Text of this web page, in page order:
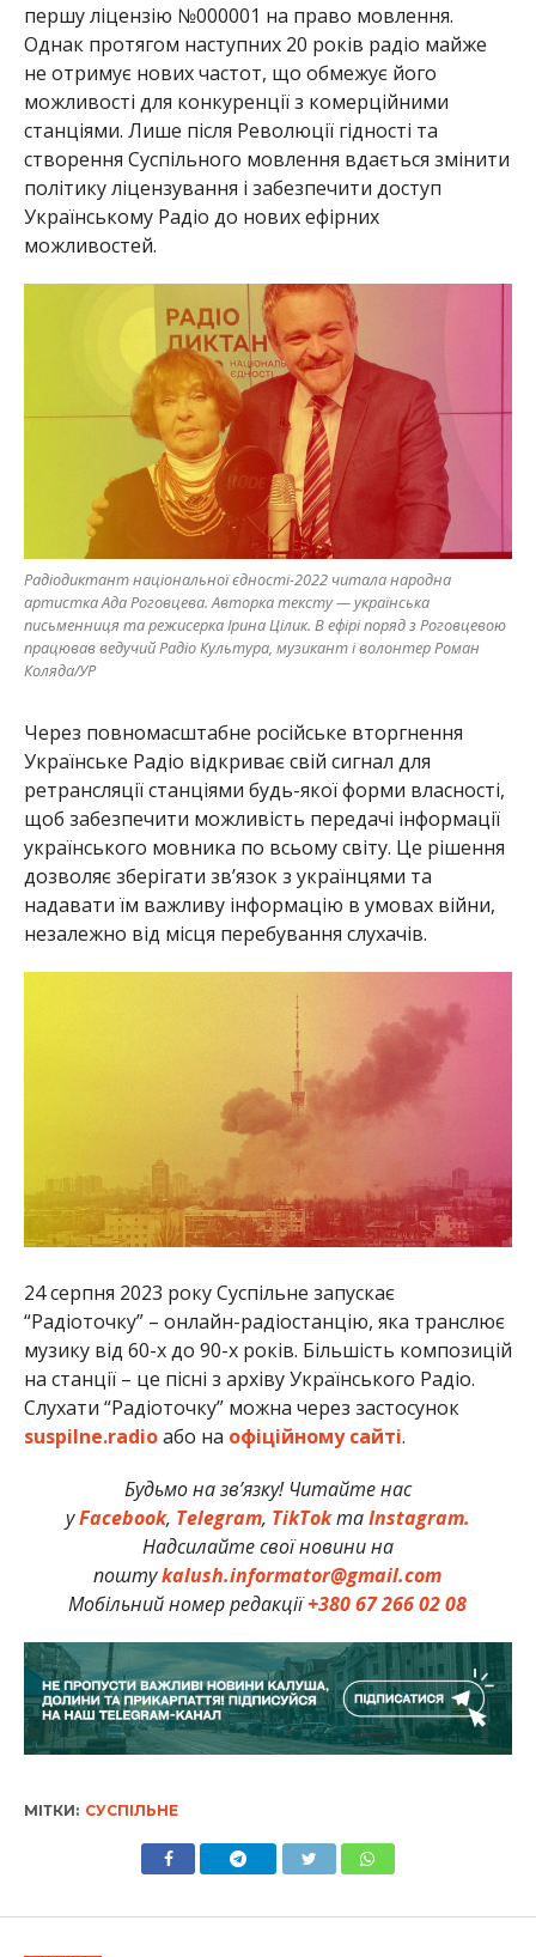
першу ліцензію №000001 на право мовлення.
Однак протягом наступних 20 років радіо майже
не отримує нових частот, що обмежує його
можливості для конкуренції з комерційними
станціями. Лише після Революції гідності та
створення Суспільного мовлення вдається змінити
політику ліцензування і забезпечити доступ
Українському Радіо до нових ефірних
можливостей.
Радіодиктант національної єдності-2022 читала народна
артистка Ада Роговцева. Авторка тексту — українська
письменниця та режисерка Ірина Цілик. В ефірі поряд з Роговцевою
працював ведучий Радіо Культура, музикант і волонтер Роман
Коляда/УР
Через повномасштабне російське вторгнення
Українське Радіо відкриває свій сигнал для
ретрансляції станціями будь-якої форми власності,
щоб забезпечити можливість передачі інформації
українського мовника по всьому світу. Це рішення
дозволяє зберігати зв’язок з українцями та
надавати їм важливу інформацію в умовах війни,
незалежно від місця перебування слухачів.
24 серпня 2023 року Суспільне запускає
“Радіоточку” – онлайн-радіостанцію, яка транслює
музику від 60-х до 90-х років. Більшість композицій
на станції – це пісні з архіву Українського Радіо.
Слухати “Радіоточку” можна через застосунок
suspilne.radioабо на офіційному сайті.
Будьмо на зв’язку! Читайте нас
уFacebook, Telegram, TikTokтаInstagram.
Надсилайте свої новини на
поштуkalush.informator@gmail.com
Мобільний номер редакції+380 67 266 02 08
МІТКИ: СУСПІЛЬНЕ